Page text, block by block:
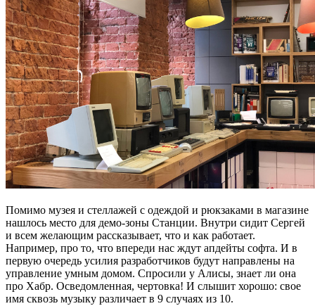
Помимо музея и стеллажей с одеждой и рюкзаками в магазине
нашлось место для демо-зоны Станции. Внутри сидит Сергей
и всем желающим рассказывает, что и как работает.
Например, про то, что впереди нас ждут апдейты софта. И в
первую очередь усилия разработчиков будут направлены на
управление умным домом. Спросили у Алисы, знает ли она
про Хабр. Осведомленная, чертовка! И слышит хорошо: свое
имя сквозь музыку различает в 9 случаях из 10.